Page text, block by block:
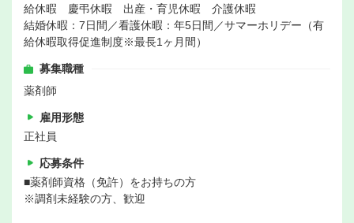
給休暇 慶弔休暇 出産・育児休暇 介護休暇
結婚休暇：7日間／看護休暇：年5日間／サマーホリデー（有
給休暇取得促進制度※最長1ヶ月間）
募集職種
薬剤師
雇用形態
正社員
応募条件
■薬剤師資格（免許）をお持ちの方
※調剤未経験の方、歓迎